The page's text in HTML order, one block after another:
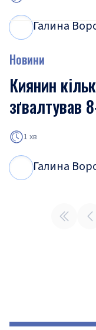
Галина
Новини
Киянин
зґвалтував
1 хв
Галина